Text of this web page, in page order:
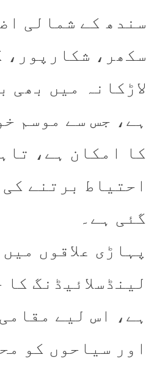
سندھ کے شمالی
سکھر، شکارپور،
لاڑکانہ میں بھی
ہے، جس سے موسم
کا امکان ہے،
احتیاط برتنے
گئی ہے۔
پہاڑی علاقوں میں
لینڈسلائیڈنگ
ہے، اس لیے
اور سیاحوں کو